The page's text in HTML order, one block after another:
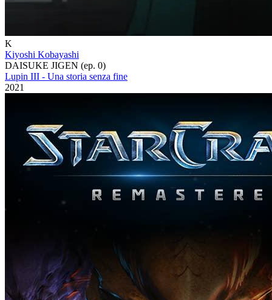
K
Kiyoshi Kobayashi
DAISUKE JIGEN (ep. 0)
Lupin III - Una storia senza fine
2021